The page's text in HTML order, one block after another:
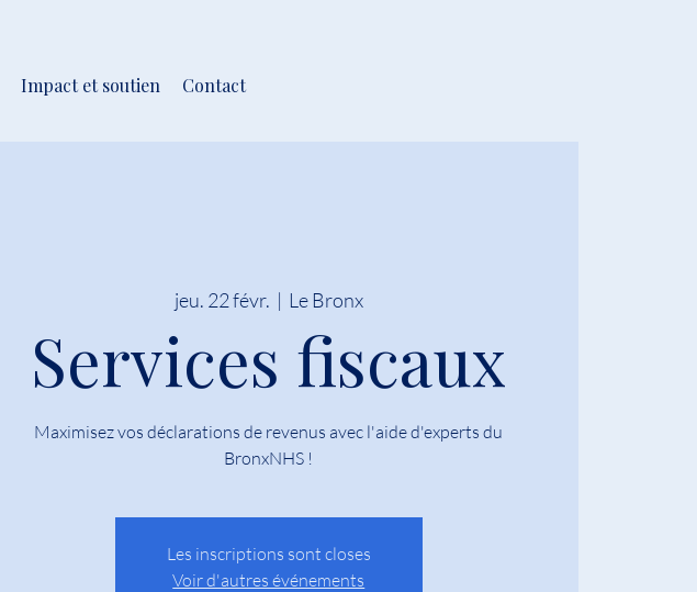
Impact et soutien Contact
jeu. 22 févr.
  |
Le Bronx
Services fiscaux
Maximisez vos déclarations de revenus avec l'aide d'experts du
BronxNHS !
Les inscriptions sont closes
Voir d'autres événements